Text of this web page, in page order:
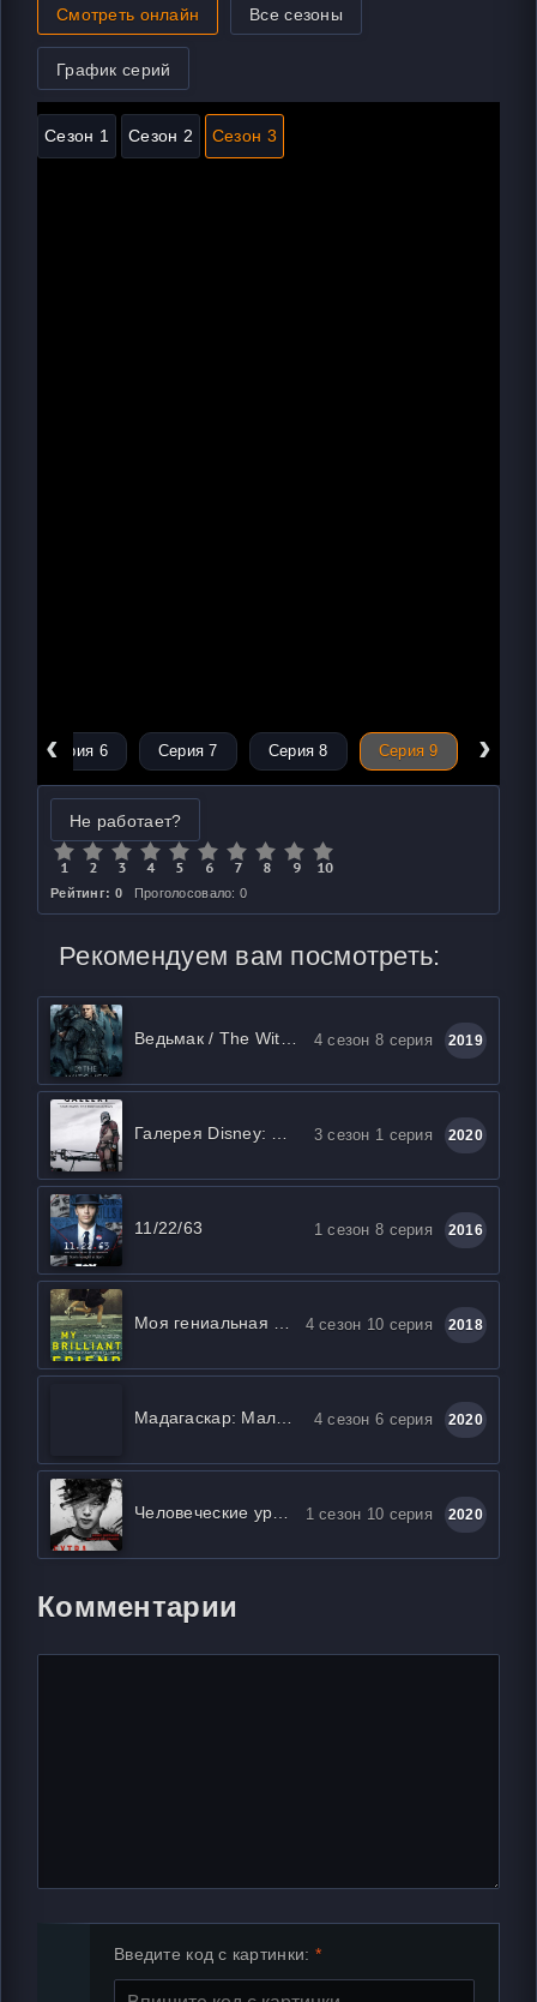
Смотреть онлайн Все сезоны
График серий
Сезон 1 Сезон 2 Сезон 3
‹
Серия 6 Серия 7 Серия 8 Серия 9 ›
Не работает?
Рейтинг: 0 Проголосовало: 0
Рекомендуем вам посмотреть:
4 сезон 8 серия 2019
3 сезон 1 серия 2020
11/22/63 1 сезон 8 серия 2016
4 сезон 10 серия 2018
4 сезон 6 серия 2020
1 сезон 10 серия 2020
Комментарии
Введите код с картинки: